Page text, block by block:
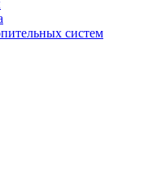
систем